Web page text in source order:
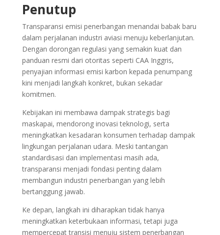
Penutup
Transparansi emisi penerbangan menandai babak baru
dalam perjalanan industri aviasi menuju keberlanjutan.
Dengan dorongan regulasi yang semakin kuat dan
panduan resmi dari otoritas seperti CAA Inggris,
penyajian informasi emisi karbon kepada penumpang
kini menjadi langkah konkret, bukan sekadar
komitmen.
Kebijakan ini membawa dampak strategis bagi
maskapai, mendorong inovasi teknologi, serta
meningkatkan kesadaran konsumen terhadap dampak
lingkungan perjalanan udara. Meski tantangan
standardisasi dan implementasi masih ada,
transparansi menjadi fondasi penting dalam
membangun industri penerbangan yang lebih
bertanggung jawab.
Ke depan, langkah ini diharapkan tidak hanya
meningkatkan keterbukaan informasi, tetapi juga
mempercepat transisi menuju sistem penerbangan